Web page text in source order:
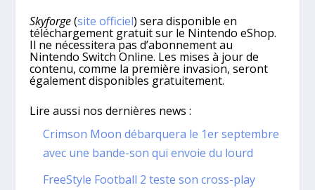
Skyforge(site officiel) sera disponible en
téléchargement gratuit sur le Nintendo eShop.
Il ne nécessitera pas d’abonnement au
Nintendo Switch Online. Les mises à jour de
contenu, comme la première invasion, seront
également disponibles gratuitement.
Lire aussi nos dernières news :
Crimson Moon débarquera le 1er septembre
avec une bande-son qui envoie du lourd
FreeStyle Football 2 teste son cross-play